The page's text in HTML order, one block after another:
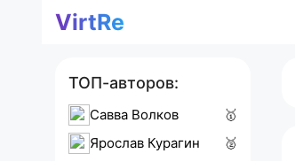
ПерейтиVirtRe
ТОП-авторов:
Савва Волков
🥇
Ярослав Курагин
🥈